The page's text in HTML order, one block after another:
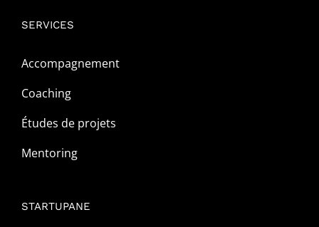
SERVICES
Accompagnement
Coaching
Études de projets
Mentoring
STARTUPANE